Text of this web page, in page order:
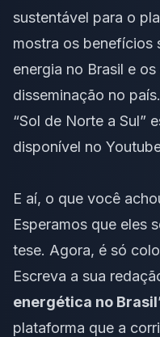
sustentável para o
mostra os benefícios
energia no Brasil e
disseminação no país.
“Sol de Norte a Sul”
disponível no
E aí, o que você
Esperamos que eles
tese. Agora, é só
Escreva a sua
energética no Brasil
plataforma que a